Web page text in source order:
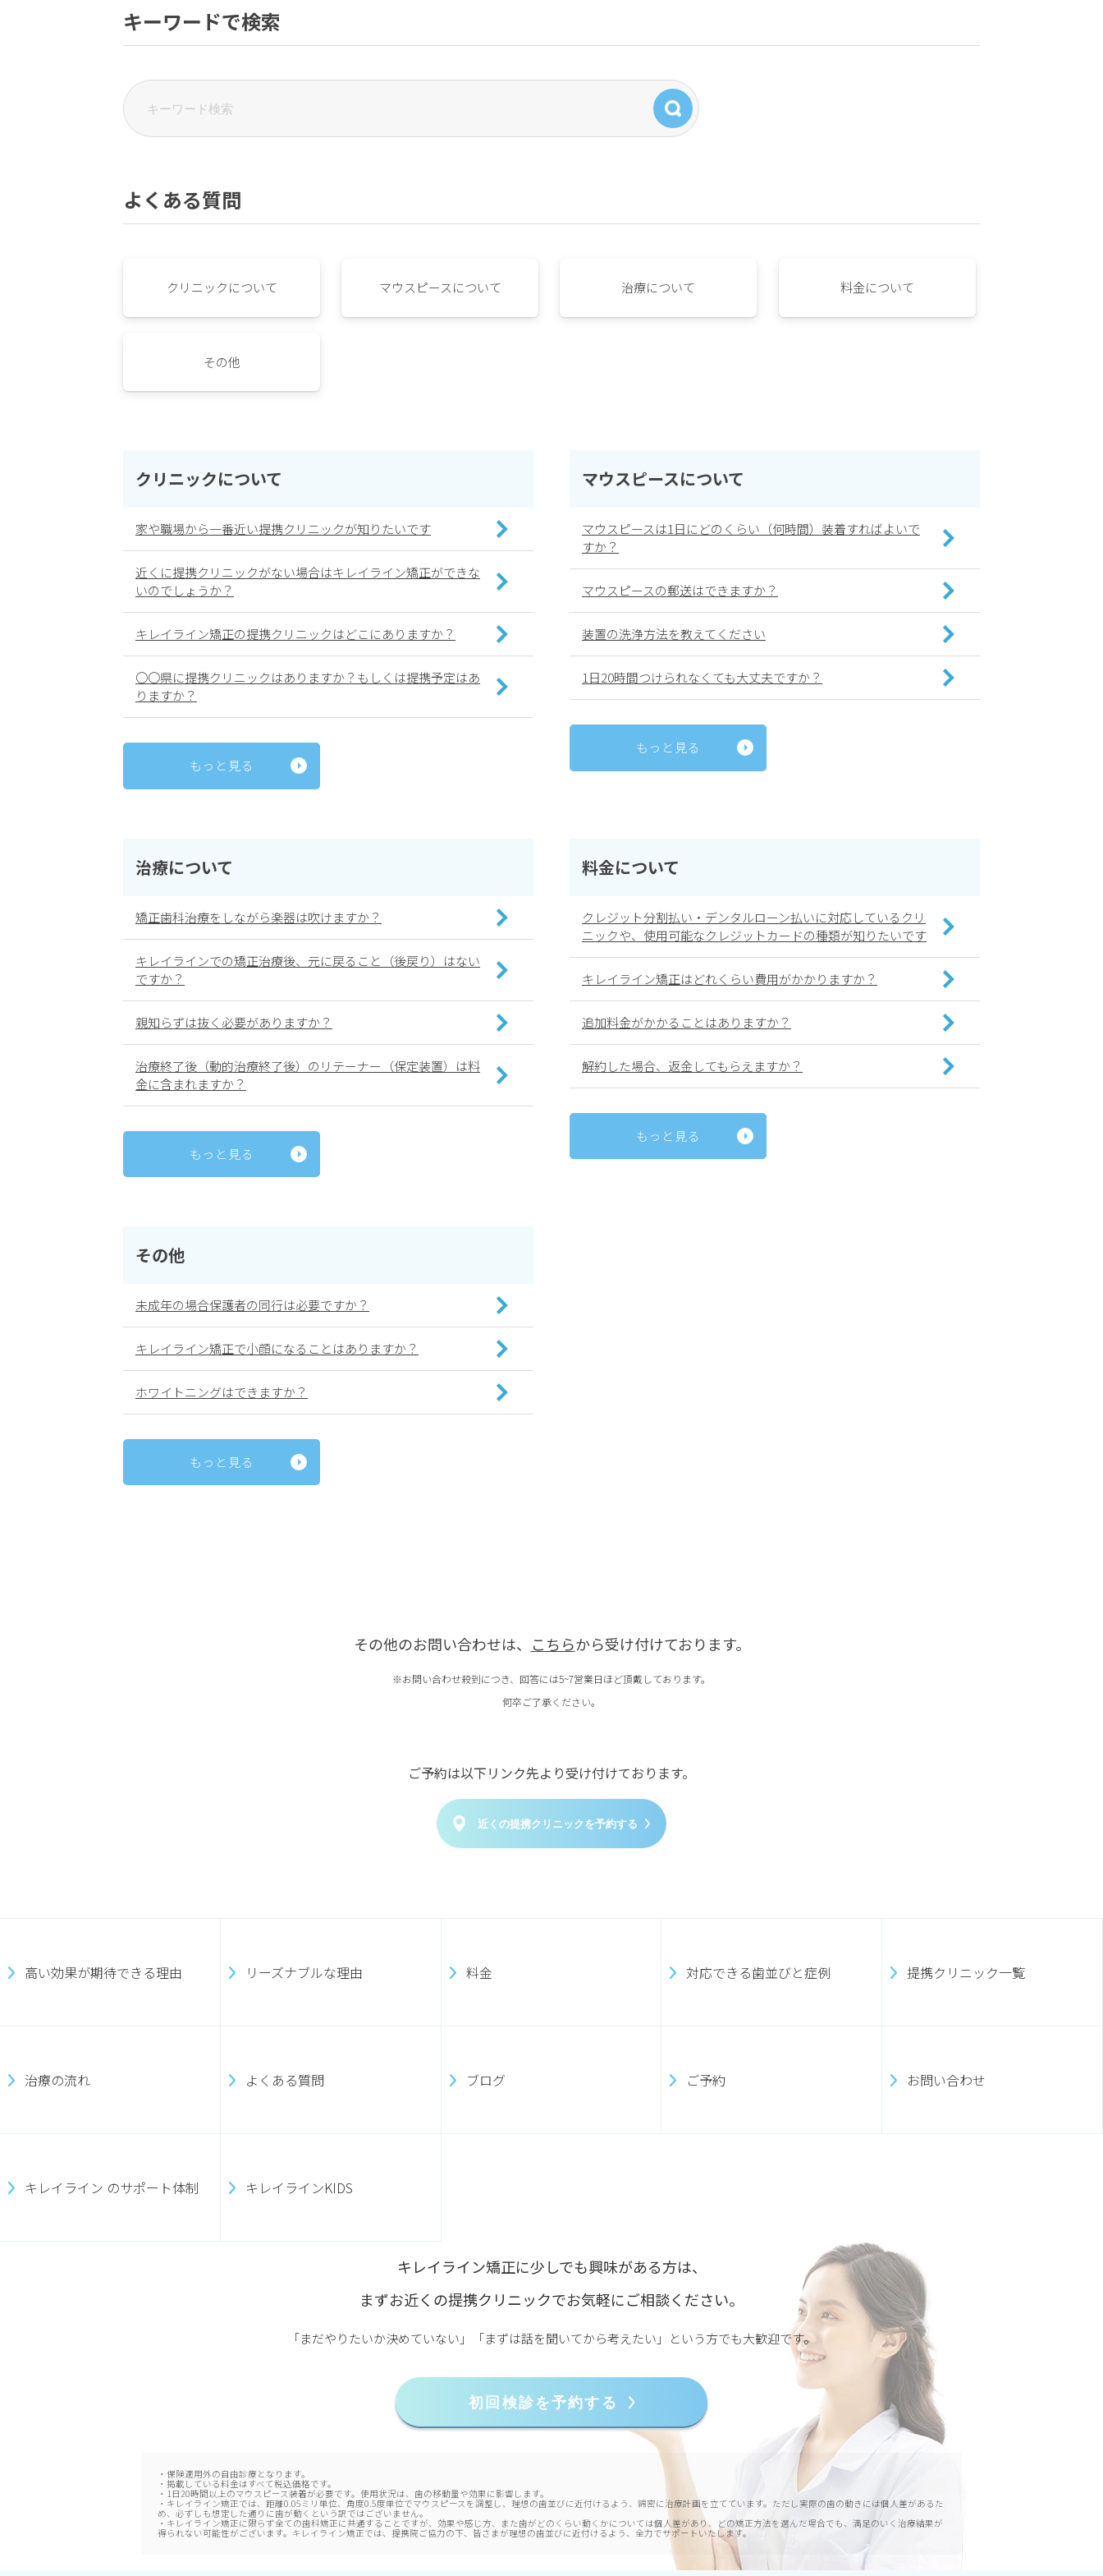
キーワードで検索
よくある質問
クリニックについて マウスピースについて 治療について 料金について
その他
クリニックについて
家や職場から一番近い提携クリニックが知りたいです
近くに提携クリニックがない場合はキレイライン矯正ができな
いのでしょうか？
キレイライン矯正の提携クリニックはどこにありますか？
〇〇県に提携クリニックはありますか？もしくは提携予定はあ
りますか？
もっと見る
マウスピースについて
マウスピースは1日にどのくらい（何時間）装着すればよいで
すか？
マウスピースの郵送はできますか？
装置の洗浄方法を教えてください
1日20時間つけられなくても大丈夫ですか？
もっと見る
治療について
矯正歯科治療をしながら楽器は吹けますか？
キレイラインでの矯正治療後、元に戻ること（後戻り）はない
ですか？
親知らずは抜く必要がありますか？
治療終了後（動的治療終了後）のリテーナー（保定装置）は料
金に含まれますか？
もっと見る
料金について
クレジット分割払い・デンタルローン払いに対応しているクリ
ニックや、使用可能なクレジットカードの種類が知りたいです
キレイライン矯正はどれくらい費用がかかりますか？
追加料金がかかることはありますか？
解約した場合、返金してもらえますか？
もっと見る
その他
未成年の場合保護者の同行は必要ですか？
キレイライン矯正で小顔になることはありますか？
ホワイトニングはできますか？
もっと見る
その他のお問い合わせは、 こちらから受け付けております。
※お問い合わせ殺到につき、回答には5~7営業日ほど頂戴しております。
何卒ご了承ください。
ご予約は以下リンク先より受け付けております。
近くの提携クリニックを予約する
高い効果が期待できる理由 リーズナブルな理由 料金 対応できる歯並びと症例 提携クリニック一覧
治療の流れ よくある質問 ブログ ご予約 お問い合わせ
キレイライン のサポート体制 キレイラインKIDS
キレイライン矯正に少しでも興味がある方は、
まずお近くの提携クリニックでお気軽にご相談ください。
「まだやりたいか決めていない」「まずは話を聞いてから考えたい」という方でも大歓迎です。
初回検診を予約する
・保険適用外の自由診療となります。
・掲載している料金はすべて税込価格です。
・1日20時間以上のマウスピース装着が必要です。使用状況は、歯の移動量や効果に影響します。
・キレイライン矯正では、距離0.05ミリ単位、角度0.5度単位でマウスピースを調整し、理想の歯並びに近付けるよう、綿密に治療計画を立てています。ただし実際の歯の動きには個人差があるた
め、必ずしも想定した通りに歯が動くという訳ではございません。
・キレイライン矯正に限らず全ての歯科矯正に共通することですが、効果や感じ方、また歯がどのくらい動くかについては個人差があり、どの矯正方法を選んだ場合でも、満足のいく治療結果が
得られない可能性がございます。キレイライン矯正では、提携院ご協力の下、皆さまが理想の歯並びに近付けるよう、全力でサポートいたします。